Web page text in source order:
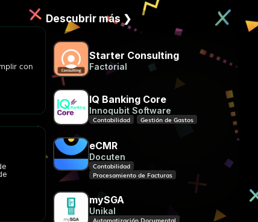
con
Descubrir más ❯
Starter Consulting
Factorial
IQ Banking Core
Innoqubit Software
Contabilidad Gestión de Gastos
eCMR
Docuten
Contabilidad
Procesamiento de Facturas
mySGA
Unikal
Automatización Documental